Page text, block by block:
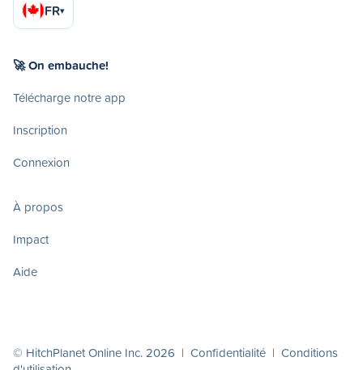
FR▾
🚀 On embauche!
Télécharge notre app
Inscription
Connexion
À propos
Impact
Aide
© HitchPlanet Online Inc. 2026 | Confidentialité | Conditions